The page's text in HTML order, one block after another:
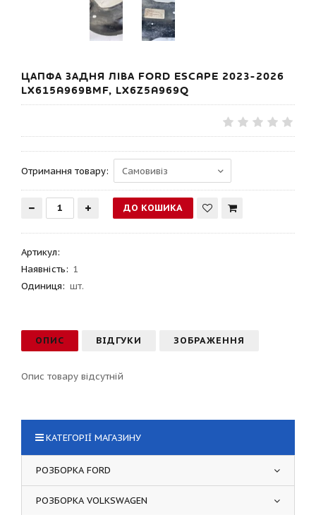
ЦАПФА ЗАДНЯ ЛІВА FORD ESCAPE 2023-2026
LX615A969BMF, LX6Z5A969Q
Отримання товару:
Артикул:
Наявність: 1
Одиниця: шт.
ОПИС ВІДГУКИ ЗОБРАЖЕННЯ
Опис товару відсутній
КАТЕГОРІЇ МАГАЗИНУ
РОЗБОРКА FORD
РОЗБОРКА VOLKSWAGEN